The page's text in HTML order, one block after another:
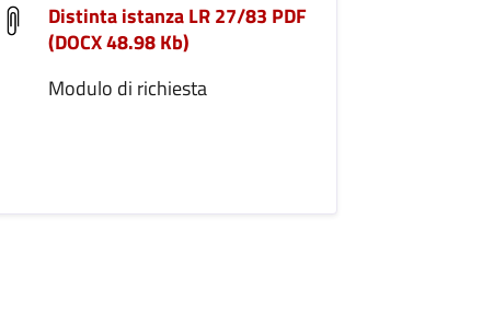
Distinta istanza LR 27/83 PDF
(DOCX 48.98 Kb)
Modulo di richiesta